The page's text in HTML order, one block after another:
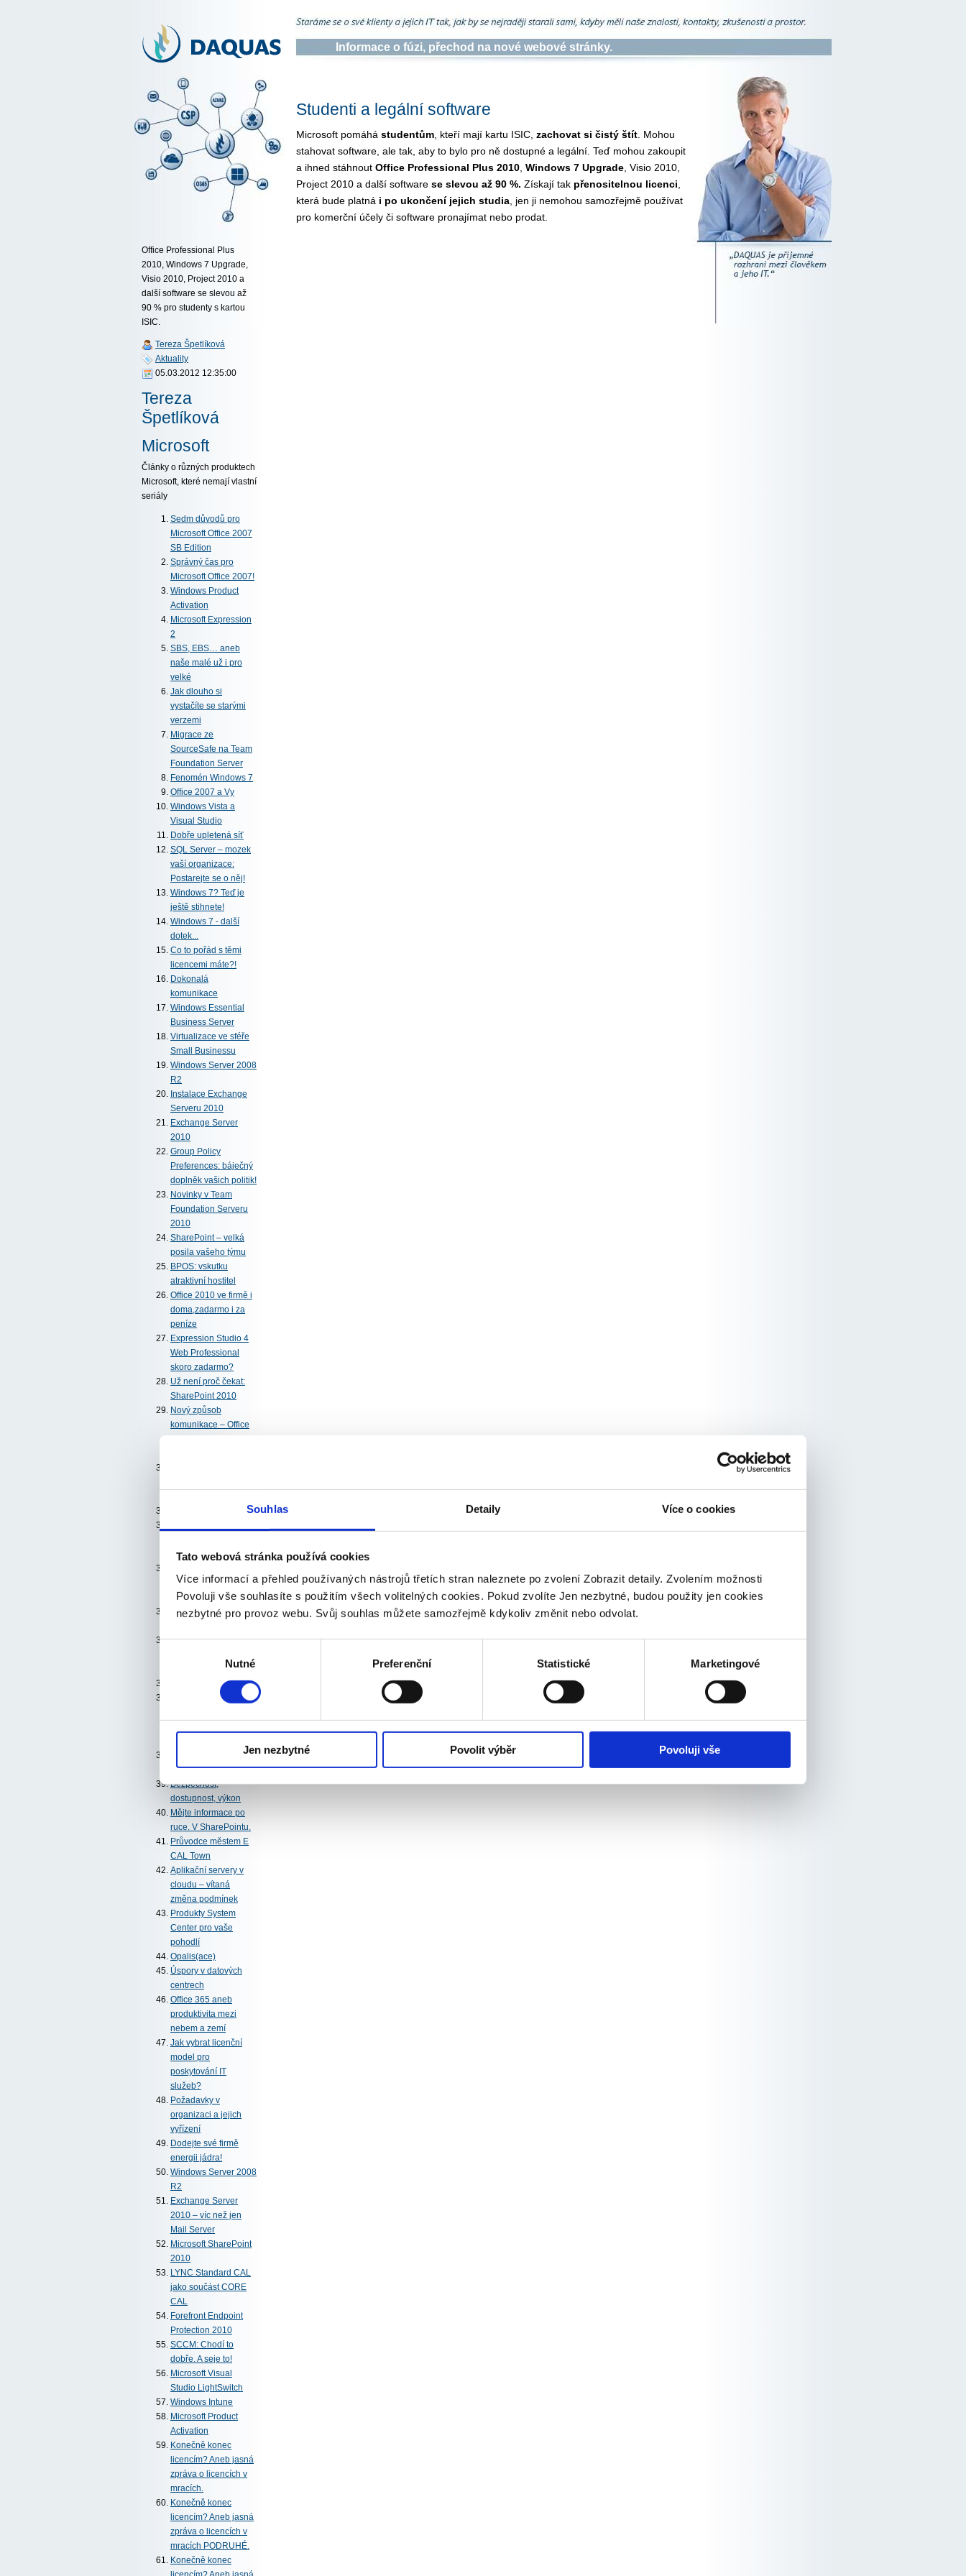
Souhlas Detaily Více o cookies
Tato webová stránka používá cookies
Více informací a přehled používaných nástrojů třetích stran naleznete po zvolení Zobrazit detaily. Zvolením možnosti
Povoluji vše souhlasíte s použitím všech volitelných cookies. Pokud zvolíte Jen nezbytné, budou použity jen cookies
nezbytné pro provoz webu. Svůj souhlas můžete samozřejmě kdykoliv změnit nebo odvolat.
Výběr
Nutné Preferenční Statistické Marketingové
Jen nezbytné Povolit výběr Povoluji vše
Informace o fúzi, přechod na nové webové stránky.
Office Professional Plus
2010, Windows 7 Upgrade,
Visio 2010, Project 2010 a
další software se slevou až
90 % pro studenty s kartou
ISIC.
Tereza Špetlíková
Aktuality
05.03.2012 12:35:00
Tereza
Špetlíková
Microsoft
Články o různých produktech
Microsoft, které nemají vlastní
seriály
Sedm důvodů pro
Microsoft Office 2007
SB Edition
Správný čas pro
Microsoft Office 2007!
Windows Product
Activation
Microsoft Expression
2
SBS, EBS… aneb
naše malé už i pro
velké
Jak dlouho si
vystačíte se starými
verzemi
Migrace ze
SourceSafe na Team
Foundation Server
Fenomén Windows 7
Office 2007 a Vy
Windows Vista a
Visual Studio
Dobře upletená síť
SQL Server – mozek
vaší organizace:
Postarejte se o něj!
Windows 7? Teď je
ještě stihnete!
Windows 7 - další
dotek...
Co to pořád s těmi
licencemi máte?!
Dokonalá
komunikace
Windows Essential
Business Server
Virtualizace ve sféře
Small Businessu
Windows Server 2008
R2
Instalace Exchange
Serveru 2010
Exchange Server
2010
Group Policy
Preferences: báječný
doplněk vašich politik!
Novinky v Team
Foundation Serveru
2010
SharePoint – velká
posila vašeho týmu
BPOS: vskutku
atraktivní hostitel
Office 2010 ve firmě i
doma,zadarmo i za
peníze
Expression Studio 4
Web Professional
skoro zadarmo?
Už není proč čekat:
SharePoint 2010
Nový způsob
komunikace – Office
2010
pro každého:
PowerPivot
Visual Studio Test
Enrollment for
Internet Explorer 9
Forefront Endpoint
Zcela jiný pohled na
zabezpečení dat
Bezpečnost,
dostupnost, výkon
Mějte informace po
ruce. V SharePointu.
Průvodce městem E
CAL Town
Aplikační servery v
cloudu – vítaná
změna podmínek
Produkty System
Center pro vaše
pohodlí
Opalis(ace)
Úspory v datových
centrech
Office 365 aneb
produktivita mezi
nebem a zemí
Jak vybrat licenční
model pro
poskytování IT
služeb?
Požadavky v
organizaci a jejich
vyřízení
Dodejte své firmě
energii jádra!
Windows Server 2008
R2
Exchange Server
2010 – víc než jen
Mail Server
Microsoft SharePoint
2010
LYNC Standard CAL
jako součást CORE
CAL
Forefront Endpoint
Protection 2010
SCCM: Chodí to
dobře. A seje to!
Microsoft Visual
Studio LightSwitch
Windows Intune
Microsoft Product
Activation
Konečně konec
licencím? Aneb jasná
zpráva o licencích v
mracích.
Konečně konec
licencím? Aneb jasná
zpráva o licencích v
mracích PODRUHÉ.
Konečně konec
Studenti a legální software
Microsoft pomáhá studentům , kteří mají kartu ISIC, zachovat si čistý štít . Mohou
stahovat software, ale tak, aby to bylo pro ně dostupné a legální. Teď mohou zakoupit
a ihned stáhnout Office Professional Plus 2010 Windows 7 Upgrade , Visio 2010,
Project 2010 a další software se slevou až 90 %. Získají tak přenositelnou licenci
která bude platná i po ukončení jejich studia , jen ji nemohou samozřejmě používat
pro komerční účely či software pronajímat nebo prodat.